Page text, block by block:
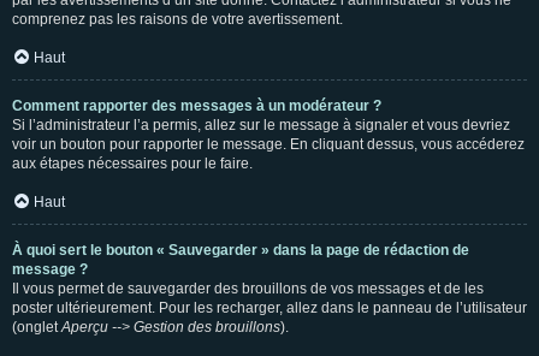
comprenez pas les raisons de votre avertissement.
Haut
Comment rapporter des messages à un modérateur ?
Si l’administrateur l’a permis, allez sur le message à signaler et vous devriez
voir un bouton pour rapporter le message. En cliquant dessus, vous accéderez
aux étapes nécessaires pour le faire.
Haut
À quoi sert le bouton « Sauvegarder » dans la page de rédaction de
message ?
Il vous permet de sauvegarder des brouillons de vos messages et de les
poster ultérieurement. Pour les recharger, allez dans le panneau de l’utilisateur
(ongletAperçu --> Gestion des brouillons).